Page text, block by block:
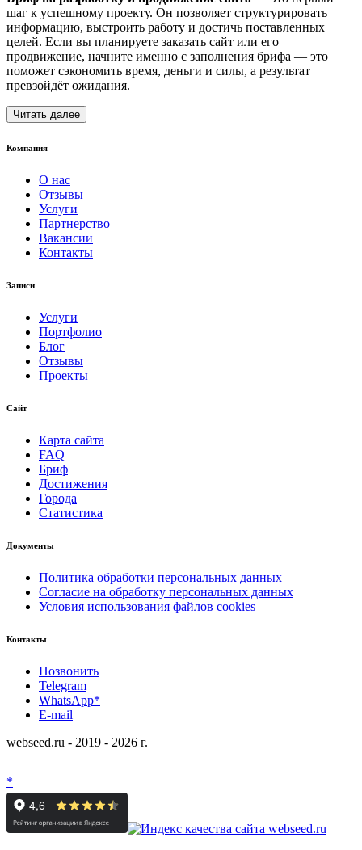
шаг к успешному проекту. Он позволяет структурировать
информацию, выстроить работу и достичь поставленных
целей. Если вы планируете заказать сайт или его
продвижение, начните именно с заполнения брифа — это
поможет сэкономить время, деньги и силы, а результат
превзойдёт ожидания.
Читать далее
Компания
О нас
Отзывы
Услуги
Партнерство
Вакансии
Контакты
Записи
Услуги
Портфолио
Блог
Отзывы
Проекты
Сайт
Карта сайта
FAQ
Бриф
Достижения
Города
Статистика
Документы
Политика обработки персональных данных
Согласие на обработку персональных данных
Условия использования файлов cookies
Контакты
Позвонить
Telegram
WhatsApp*
E-mail
webseed.ru - 2019 - 2026 г.
*